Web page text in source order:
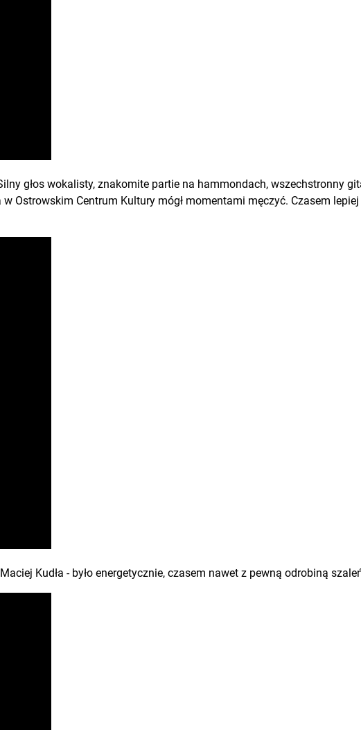
głos wokalisty, znakomite partie na hammondach, wszechstronny
Centrum Kultury mógł momentami męczyć. Czasem lepiej
Kudła - było energetycznie, czasem nawet z pewną odrobiną